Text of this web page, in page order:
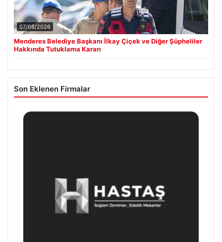
07/08/2026
Menderes Belediye Başkanı İlkay Çiçek ve Diğer Şüpheliler
Hakkında Tutuklama Kararı
Son Eklenen Firmalar